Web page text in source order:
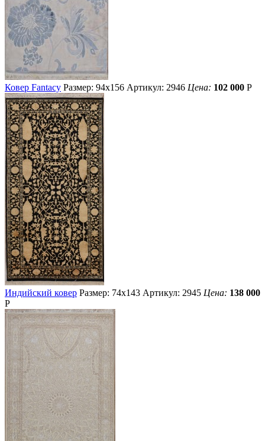
Ковер Fantacy Размер: 94х156 Артикул: 2946 Цена: 102 000 Р
Индийский ковер Размер: 74х143 Артикул: 2945 Цена: 138 000
Р